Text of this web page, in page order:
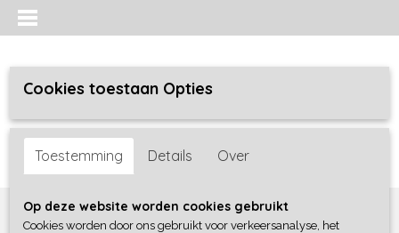
Inloggen Registreren
Home >Baby lifestyle>Slaapzakken> Slaapzak Velvet - Olive
Green
Cookies toestaan Opties
Toestemming Details Over
Op deze website worden cookies gebruikt
Cookies worden door ons gebruikt voor verkeersanalyse, het